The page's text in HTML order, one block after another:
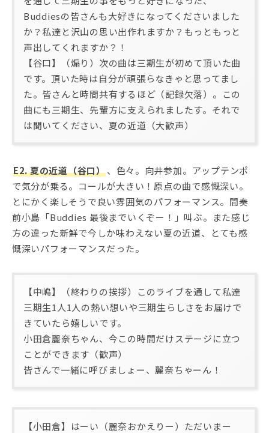
Buddiesの皆さんも大好きになってくださいました
か？私達と沢山の思い出作れますか？もっともっと
声出してくれますか？！
【谷口】（煽り）次の曲は三期生が初めて頂いた曲
です。頂いた時は自分が頑張らなきゃと思ってまし
た。皆さんと時間共有するほど（記録欠落）。この
曲にも三期生、先輩方に支えられましたす。それで
は聞いてください、夏の近道（大歓声）
E2. 夏の近道（谷口）、色々。向井参加。アップテンポ
で気分が乗る。コールが大きい！原点の曲で感慨深い。
とにかく楽しそうで良い雰囲気のパフォーマンス。間奏
前小島「Buddies 最後までいくぞー！」叫ぶ。また感じ
方の違った新鮮で今しか味わえない夏の近道、とても感
慨深いパフォーマンスだった。
【中嶋】（終わりの挨拶）このライブを通して私達
三期生1人1人の熱い想いや三期生らしさをお届けで
きていたら嬉しいです。
小田倉麗奈ちゃん、今この時間だけステージに立つ
ことができます（歓声）
皆さんで一緒に呼びましょー、麗奈ちゃーん！
【小田倉】はーい（麗奈おかえりー）ただいまー